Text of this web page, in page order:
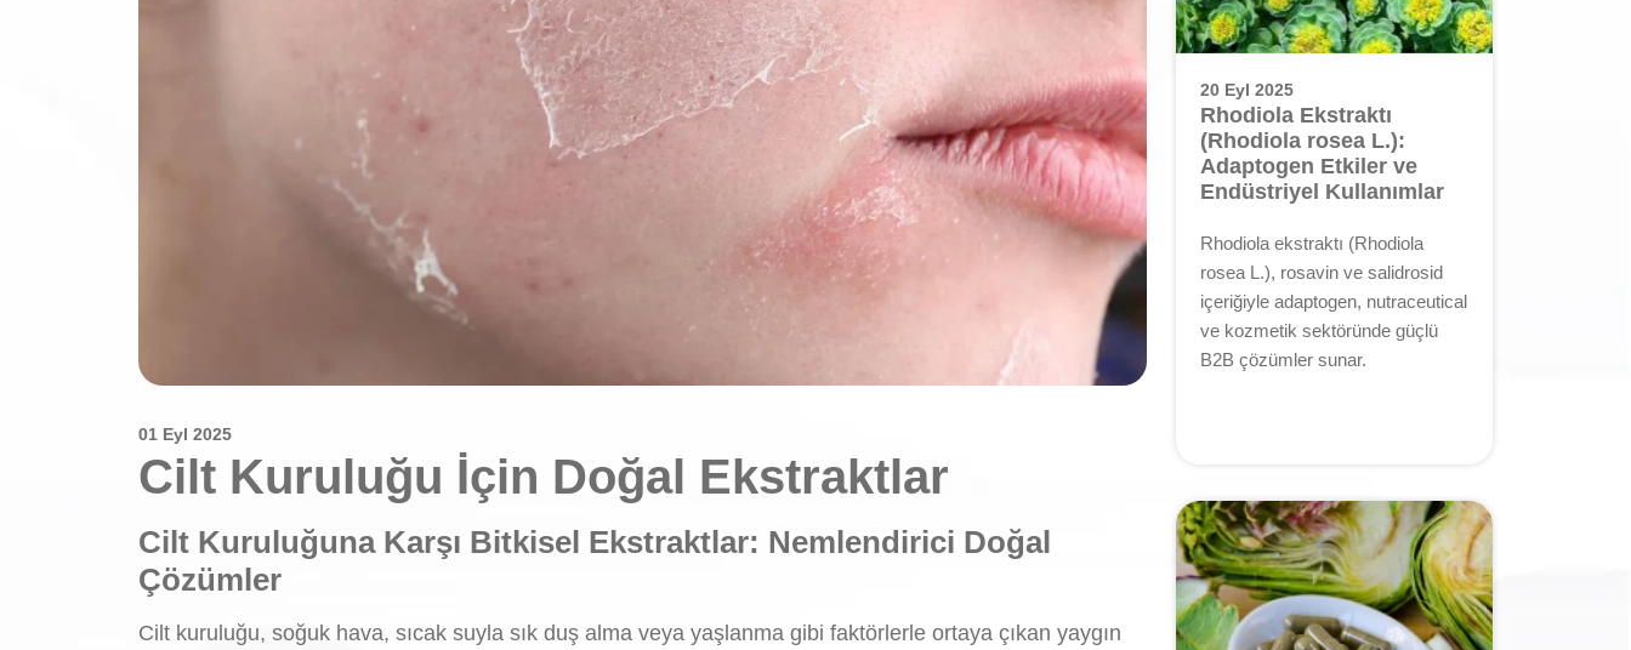
01 Eyl 2025
Cilt Kuruluğu İçin Doğal Ekstraktlar
Cilt Kuruluğuna Karşı Bitkisel Ekstraktlar: Nemlendirici Doğal
Çözümler
Cilt kuruluğu, soğuk hava, sıcak suyla sık duş alma veya yaşlanma gibi faktörlerle ortaya çıkan yaygın
20 Eyl 2025
Rhodiola Ekstraktı
(Rhodiola rosea L.):
Adaptogen Etkiler ve
Endüstriyel Kullanımlar
Rhodiola ekstraktı (Rhodiola
rosea L.), rosavin ve salidrosid
içeriğiyle adaptogen, nutraceutical
ve kozmetik sektöründe güçlü
B2B çözümler sunar.